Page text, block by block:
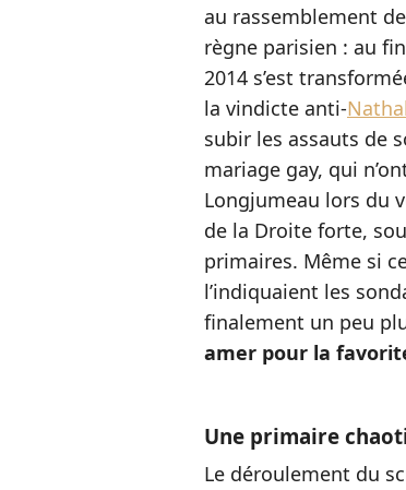
au rassemblement
règne parisien : au
2014 s’est
la vindicte anti-
subir les assauts de
mariage gay, qui
Longjumeau lors du
de la Droite forte,
primaires. Même si
l’indiquaient les
finalement un peu
amer pour la
Une primaire
Le déroulement du